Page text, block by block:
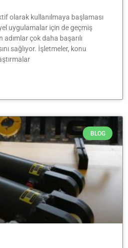
olarak kullanılmaya başlaması
uygulamalar için de geçmiş
çok daha başarılı
sağlıyor. İşletmeler, konu
BLOG